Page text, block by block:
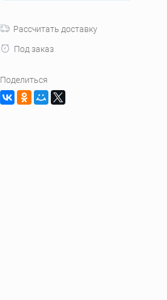
Рассчитать доставку
Под заказ
Поделиться